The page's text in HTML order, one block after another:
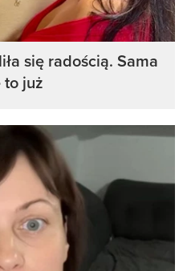
się radością. Sama
już